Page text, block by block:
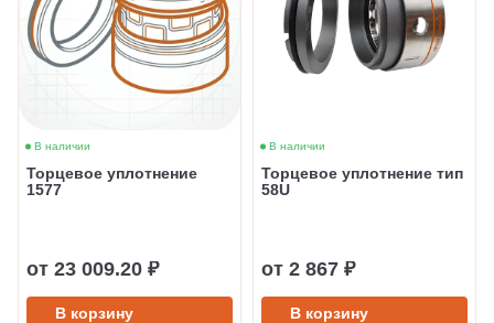
В наличии
Торцевое уплотнение
1577
от 23 009.20 ₽
В корзину
В наличии
Торцевое уплотнение тип
58U
от 2 867 ₽
В корзину